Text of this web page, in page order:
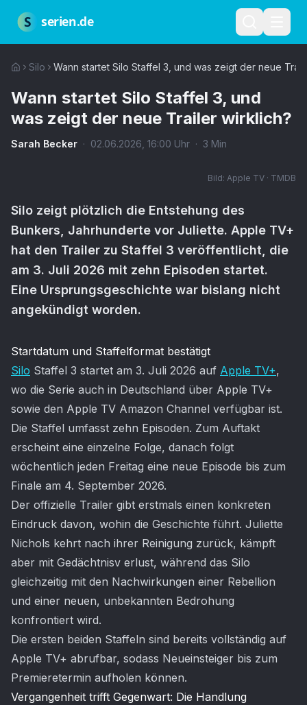
S serien.de
Silo Wann startet Silo Staffel 3, und was zeigt der neue
Wann startet Silo Staffel 3, und
was zeigt der neue Trailer wirklich?
Sarah Becker · 02.06.2026 16:00 Uhr · 3 Min
Bild: Apple TV · TMDB
Silo zeigt plötzlich die Entstehung des
Bunkers, Jahrhunderte vor Juliette. Apple TV+
hat den Trailer zu Staffel 3 veröffentlicht, die
am 3. Juli 2026 mit zehn Episoden startet.
Eine Ursprungsgeschichte war bislang nicht
angekündigt worden.
Artikel-Inhalt
Startdatum und Staffelformat bestätigt
Silo Staffel 3 startet am 3. Juli 2026 auf Apple TV+,
wo die Serie auch in Deutschland über Apple TV+
sowie den Apple TV Amazon Channel verfügbar ist.
Die Staffel umfasst zehn Episoden. Zum Auftakt
erscheint eine einzelne Folge, danach folgt
wöchentlich jeden Freitag eine neue Episode bis zum
Finale am 4. September 2026.
Der offizielle Trailer gibt erstmals einen konkreten
Eindruck davon, wohin die Geschichte führt. Juliette
Nichols kehrt nach ihrer Reinigung zurück, kämpft
aber mit Gedächtnisv erlust, während das Silo
gleichzeitig mit den Nachwirkungen einer Rebellion
und einer neuen, unbekannten Bedrohung
konfrontiert wird.
Die ersten beiden Staffeln sind bereits vollständig auf
Apple TV+ abrufbar, sodass Neueinsteiger bis zum
Premieretermin aufholen können.
Vergangenheit trifft Gegenwart: Die Handlung
Nutzungsbedingungen